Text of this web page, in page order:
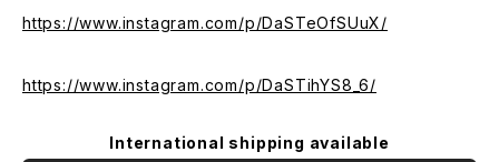
https://www.instagram.com/p/DaSTeOfSUuX/
https://www.instagram.com/p/DaSTihYS8_6/
International shipping available